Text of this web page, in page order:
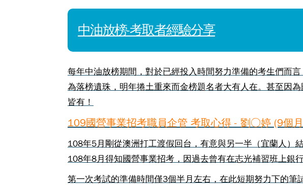
中油放榜-考取者經驗分享
每年中油放榜期間，對於已經投入時間努力準備的考生們而
為落榜遺珠，明年捲土重來而金榜題名者大有人在。甚至因
皆有！
109國營事業招考職員企管 考取心得 - 劉○婷 (9個
108年5月剛從澳洲打工渡假回台，有意與另一半（宜蘭人）
108年8月得知國營事業招考，因過去曾有在志光補習班上銀
第一次考試的準備時間僅3個半月左右，在此短期努力下的